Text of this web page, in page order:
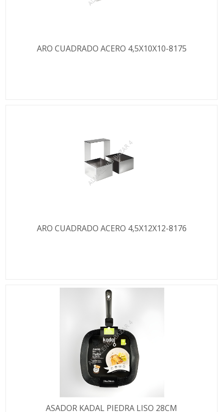
ARO CUADRADO ACERO 4,5X10X10-8175
ARO CUADRADO ACERO 4,5X12X12-8176
ASADOR KADAL PIEDRA LISO 28CM